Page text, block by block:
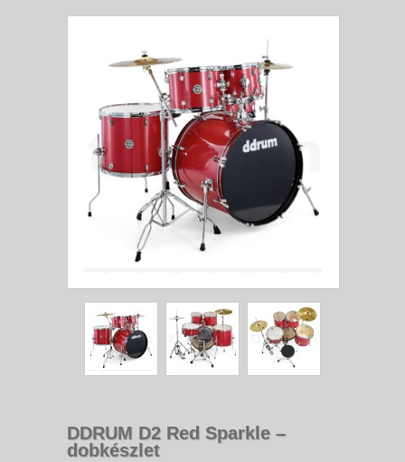
DDRUM D2 Red Sparkle –
dobkészlet